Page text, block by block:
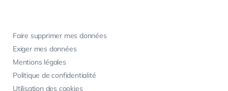
Faire supprimer mes données
Exiger mes données
Mentions légales
Politique de confidentialité
Utilisation des cookies